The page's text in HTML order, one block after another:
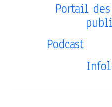
Portail
Podcast